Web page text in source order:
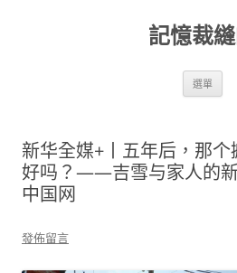
記憶裁
選單
新华全媒+丨五年后，那
好吗？——吉雪与家人的新
中国网
發佈留言